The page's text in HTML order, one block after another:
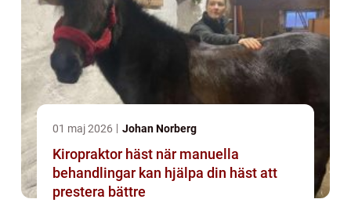
01 maj 2026 Johan Norberg
Kiropraktor häst när manuella
behandlingar kan hjälpa din häst att
prestera bättre